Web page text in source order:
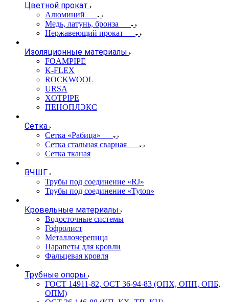
Цветной прокат
Алюминий
Медь, латунь, бронза
Нержавеющий прокат
Изоляционные материалы
FOAMPIPE
K-FLEX
ROCKWOOL
URSA
XOTPIPE
ПЕНОПЛЭКС
Сетка
Сетка «Рабица»
Сетка стальная сварная
Сетка тканая
ВЧШГ
Трубы под соединение «RJ»
Трубы под соединение «Tyton»
Кровельные материалы
Водосточные системы
Гофролист
Металлочерепица
Парапеты для кровли
Фальцевая кровля
Трубные опоры
ГОСТ 14911-82, ОСТ 36-94-83 (ОПХ, ОПП, ОПБ,
ОПМ)